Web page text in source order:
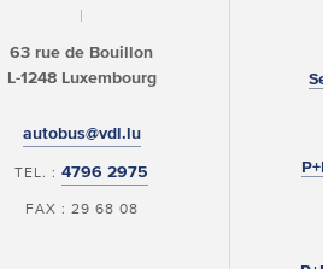
63 rue de Bouillon
L-1248 Luxembourg
autobus@vdl.lu
TEL. :4796 2975
FAX : 29 68 08